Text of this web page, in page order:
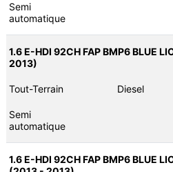
Semi
automatique
1.6 E-HDI 92CH FAP BMP6 BLUE
2013)
Tout-Terrain Diesel
Semi
automatique
1.6 E-HDI 92CH FAP BMP6 BLUE